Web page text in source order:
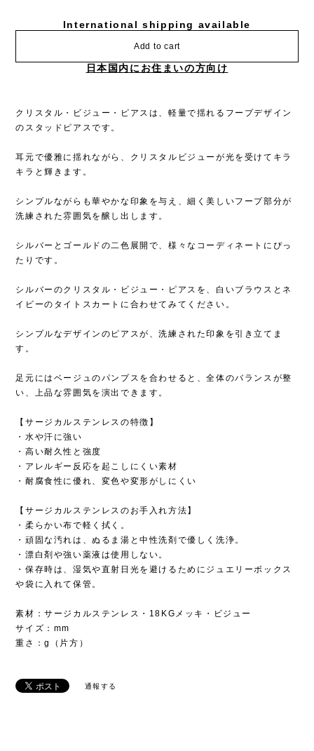
International shipping available
Add to cart
日本国内にお住まいの方向け
クリスタル・ビジュー・ピアスは、軽量で揺れるフープデザイン
のスタッドピアスです。
耳元で優雅に揺れながら、クリスタルビジューが光を受けてキラ
キラと輝きます。
シンプルながらも華やかな印象を与え、細く美しいフープ部分が
洗練された雰囲気を醸し出します。
シルバーとゴールドの二色展開で、様々なコーディネートにぴっ
たりです。
シルバーのクリスタル・ビジュー・ピアスを、白いブラウスとネ
イビーのタイトスカートに合わせてみてください。
シンプルなデザインのピアスが、洗練された印象を引き立てま
す。
足元にはベージュのパンプスを合わせると、全体のバランスが整
い、上品な雰囲気を演出できます。
【サージカルステンレスの特徴】
・水や汗に強い
・高い耐久性と強度
・アレルギー反応を起こしにくい素材
・耐腐食性に優れ、変色や変形がしにくい
【サージカルステンレスのお手入れ方法】
・柔らかい布で軽く拭く。
・頑固な汚れは、ぬるま湯と中性洗剤で優しく洗浄。
・漂白剤や強い薬液は使用しない。
・保存時は、湿気や直射日光を避けるためにジュエリーボックス
や袋に入れて保管。
素材：サージカルステンレス・18KGメッキ・ビジュー
サイズ：mm
重さ：g（片方）
通報する